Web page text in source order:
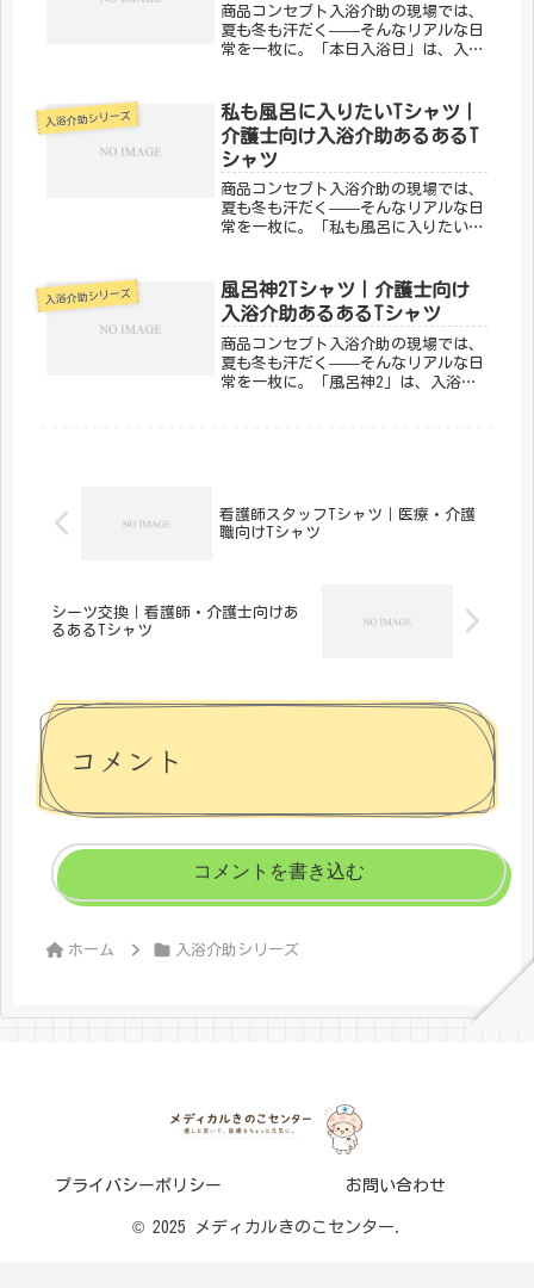
商品コンセプト入浴介助の現場では、
夏も冬も汗だく——そんなリアルな日
常を一枚に。「本日入浴日」は、入浴
対わかってくれる。「メディカルきの
こセンター」が手がけるこのデザイン
は...
入浴介助シリーズ
私も風呂に入りたいTシャツ｜
介護士向け入浴介助あるあるT
シャツ
商品コンセプト入浴介助の現場では、
夏も冬も汗だく——そんなリアルな日
常を一枚に。「私も風呂に入りたい」
なら、絶対わかってくれる。「メディ
カルきのこセンター」が手がけるこの
デ...
入浴介助シリーズ
風呂神2Tシャツ｜介護士向け
入浴介助あるあるTシャツ
商品コンセプト入浴介助の現場では、
夏も冬も汗だく——そんなリアルな日
常を一枚に。「風呂神2」は、入浴介
看護師スタッフTシャツ｜医療・介護
職向けTシャツ
シーツ交換｜看護師・介護士向けあ
るあるTシャツ
コメント
コメントを書き込む
ホーム 入浴介助シリーズ
プライバシーポリシー お問い合わせ
© 2025 メディカルきのこセンター.